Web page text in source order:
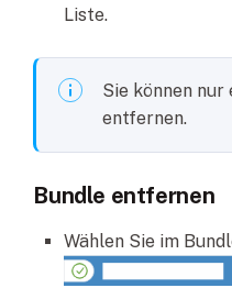
Liste.
Sie können
entfernen.
Bundle entfernen
Wählen Sie im